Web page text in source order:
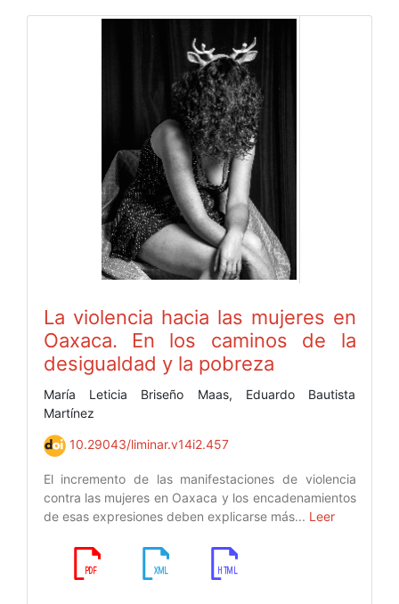
La violencia hacia las mujeres en
Oaxaca. En los caminos de la
desigualdad y la pobreza
María Leticia Briseño Maas, Eduardo Bautista
Martínez
10.29043/liminar.v14i2.457
El incremento de las manifestaciones de violencia
contra las mujeres en Oaxaca y los encadenamientos
de esas expresiones deben explicarse más... Leer